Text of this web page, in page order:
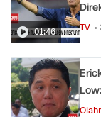
01:46 TV